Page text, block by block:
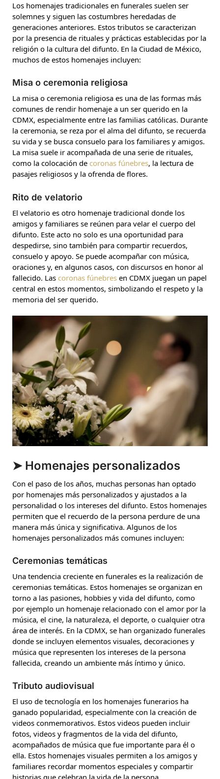
Los homenajes tradicionales en funerales suelen ser
solemnes y siguen las costumbres heredadas de
generaciones anteriores. Estos tributos se caracterizan
por la presencia de rituales y prácticas establecidas por la
religión o la cultura del difunto. En la Ciudad de México,
muchos de estos homenajes incluyen:
Misa o ceremonia religiosa
La misa o ceremonia religiosa es una de las formas más
comunes de rendir homenaje a un ser querido en la
CDMX, especialmente entre las familias católicas. Durante
la ceremonia, se reza por el alma del difunto, se recuerda
su vida y se busca consuelo para los familiares y amigos.
La misa suele ir acompañada de una serie de rituales,
como la colocación de coronas fúnebres, la lectura de
pasajes religiosos y la ofrenda de flores.
Rito de velatorio
El velatorio es otro homenaje tradicional donde los
amigos y familiares se reúnen para velar el cuerpo del
difunto. Este acto no solo es una oportunidad para
despedirse, sino también para compartir recuerdos,
consuelo y apoyo. Se puede acompañar con música,
oraciones y, en algunos casos, con discursos en honor al
fallecido. Las coronas fúnebres en CDMX juegan un papel
central en estos momentos, simbolizando el respeto y la
memoria del ser querido.
➤ Homenajes personalizados
Con el paso de los años, muchas personas han optado
por homenajes más personalizados y ajustados a la
personalidad o los intereses del difunto. Estos homenajes
permiten que el recuerdo de la persona perdure de una
manera más única y significativa. Algunos de los
homenajes personalizados más comunes incluyen:
Ceremonias temáticas
Una tendencia creciente en funerales es la realización de
ceremonias temáticas. Estos homenajes se organizan en
torno a las pasiones, hobbies y vida del difunto, como
por ejemplo un homenaje relacionado con el amor por la
música, el cine, la naturaleza, el deporte, o cualquier otra
área de interés. En la CDMX, se han organizado funerales
donde se incluyen elementos visuales, decoraciones y
música que representen los intereses de la persona
fallecida, creando un ambiente más íntimo y único.
Tributo audiovisual
El uso de tecnología en los homenajes funerarios ha
ganado popularidad, especialmente con la creación de
videos conmemorativos. Estos videos pueden incluir
fotos, videos y fragmentos de la vida del difunto,
acompañados de música que fue importante para él o
ella. Estos homenajes visuales permiten a los amigos y
familiares recordar momentos especiales y compartir